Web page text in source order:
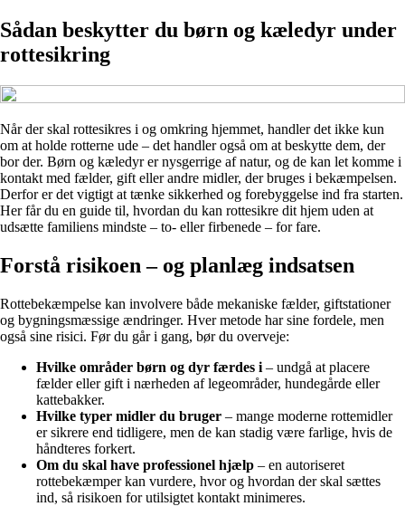
Sådan beskytter du børn og kæledyr under
rottesikring
Når der skal rottesikres i og omkring hjemmet, handler det ikke kun
om at holde rotterne ude – det handler også om at beskytte dem, der
bor der. Børn og kæledyr er nysgerrige af natur, og de kan let komme i
kontakt med fælder, gift eller andre midler, der bruges i bekæmpelsen.
Derfor er det vigtigt at tænke sikkerhed og forebyggelse ind fra starten.
Her får du en guide til, hvordan du kan rottesikre dit hjem uden at
udsætte familiens mindste – to- eller firbenede – for fare.
Forstå risikoen – og planlæg indsatsen
Rottebekæmpelse kan involvere både mekaniske fælder, giftstationer
og bygningsmæssige ændringer. Hver metode har sine fordele, men
også sine risici. Før du går i gang, bør du overveje:
Hvilke områder børn og dyr færdes i – undgå at placere
fælder eller gift i nærheden af legeområder, hundegårde eller
kattebakker.
Hvilke typer midler du bruger – mange moderne rottemidler
er sikrere end tidligere, men de kan stadig være farlige, hvis de
håndteres forkert.
Om du skal have professionel hjælp – en autoriseret
rottebekæmper kan vurdere, hvor og hvordan der skal sættes
ind, så risikoen for utilsigtet kontakt minimeres.